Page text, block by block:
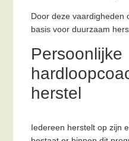
Door deze vaardigheden
basis voor duurzaam
Persoonlijke
herstel
Iedereen herstelt op zijn